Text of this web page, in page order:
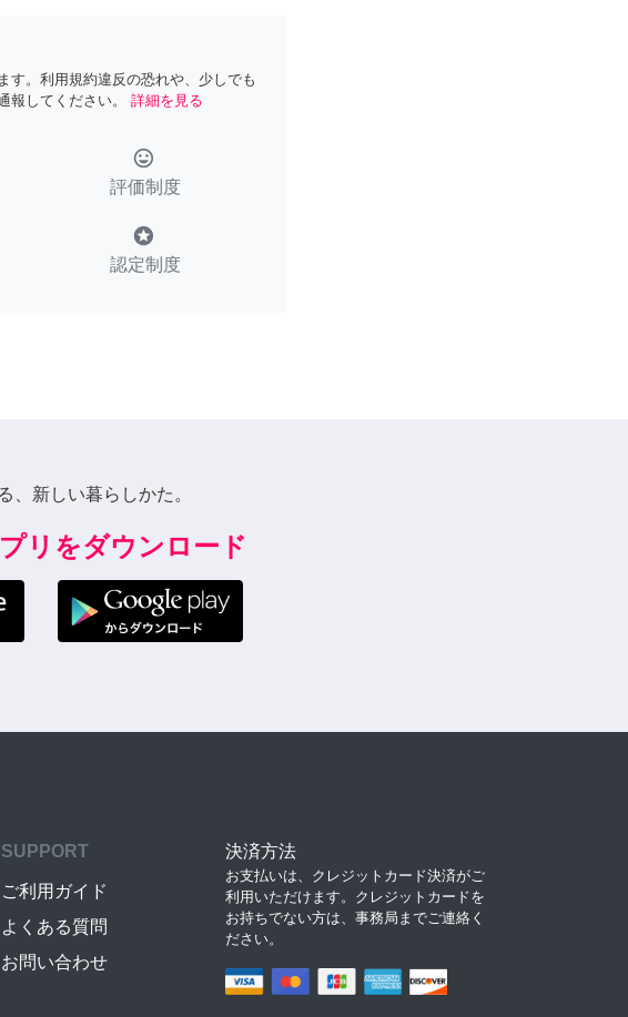
す。利用規約違反の恐れや、少しでも
してください。
詳細を見る
tag_faces
評価制度
stars
認定制度
、新しい暮らしかた。
リをダウンロード
SUPPORT
ご利用ガイド
よくある質問
お問い合わせ
決済方法
お支払いは、クレジットカード決済がご
利用いただけます。クレジットカードを
お持ちでない方は、事務局までご連絡く
ださい。